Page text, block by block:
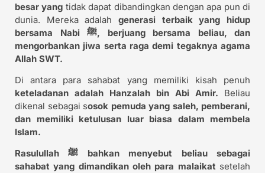
besar yang tidak dapat dibandingkan dengan apa pun di
dunia. Mereka adalah generasi terbaik yang hidup
bersama Nabi ﷺ, berjuang bersama beliau, dan
mengorbankan jiwa serta raga demi tegaknya agama
Allah SWT.
Di antara para sahabat yang memiliki kisah penuh
keteladanan adalah Hanzalah bin Abi Amir. Beliau
dikenal sebagai sosok pemuda yang saleh, pemberani,
dan memiliki ketulusan luar biasa dalam membela
Islam.
Rasulullah ﷺ bahkan menyebut beliau sebagai
sahabat yang dimandikan oleh para malaikatsetelah